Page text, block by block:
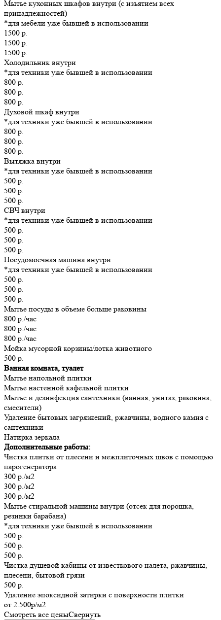
Мытье кухонных шкафов внутри (с изъятием всех
принадлежностей)
*для мебели уже бывшей в использовании
1500 р.
1500 р.
1500 р.
Холодильник внутри
*для техники уже бывшей в использовании
800 р.
800 р.
800 р.
Духовой шкаф внутри
*для техники уже бывшей в использовании
800 р.
800 р.
800 р.
Вытяжка внутри
*для техники уже бывшей в использовании
500 р.
500 р.
500 р.
СВЧ внутри
*для техники уже бывшей в использовании
500 р.
500 р.
500 р.
Посудомоечная машина внутри
*для техники уже бывшей в использовании
500 р.
500 р.
500 р.
Мытье посуды в объеме больше раковины
800 р./час
800 р./час
800 р./час
Мойка мусорной корзины/лотка животного
500 р.
Ванная комната, туалет
Мытье напольной плитки
Мытье настенной кафельной плитки
Мытье и дезинфекция сантехники (ванная, унитаз, раковина,
смесители)
Удаление бытовых загрязнений, ржавчины, водного камня с
сантехники
Натирка зеркала
Дополнительные работы:
Чистка плитки от плесени и межплиточных швов с помощью
парогенератора
300 р./м2
300 р./м2
300 р./м2
Мытье стиральной машины внутри (отсек для порошка,
резинки барабана)
*для техники уже бывшей в использовании
500 р.
500 р.
500 р.
Чистка душевой кабины от известкового налета, ржавчины,
плесени, бытовой грязи
500 р.
Удаление эпоксидной затирки с поверхности плитки
от 2.500р/м2
Смотреть все ценыСвернуть